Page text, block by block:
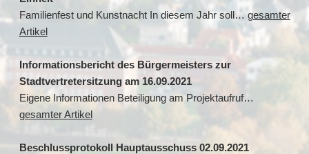
Familienfest und Kunstnacht In diesem Jahr soll… gesamter
Artikel
Informationsbericht des Bürgermeisters zur
Stadtvertretersitzung am 16.09.2021
Eigene Informationen Beteiligung am Projektaufruf…
gesamter Artikel
Beschlussprotokoll Hauptausschuss 02.09.2021